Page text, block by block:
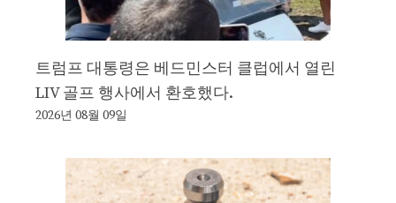
트럼프 대통령은 베드민스터 클럽에서 열린
LIV 골프 행사에서 환호했다.
2026년 08월 09일